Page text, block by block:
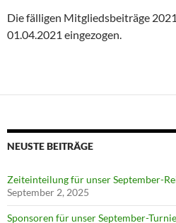
Die fälligen Mitgliedsbeiträge
01.04.2021 eingezogen.
NEUSTE BEITRÄGE
Zeiteinteilung für unser September-
September 2, 2025
Sponsoren für unser September-